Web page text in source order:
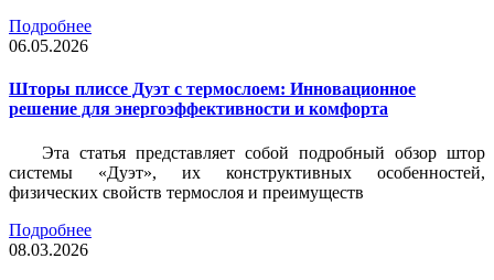
Подробнее
06.05.2026
Шторы плиссе Дуэт с термослоем: Инновационное
решение для энергоэффективности и комфорта
Эта статья представляет собой подробный обзор штор
системы «Дуэт», их конструктивных особенностей,
физических свойств термослоя и преимуществ
Подробнее
08.03.2026